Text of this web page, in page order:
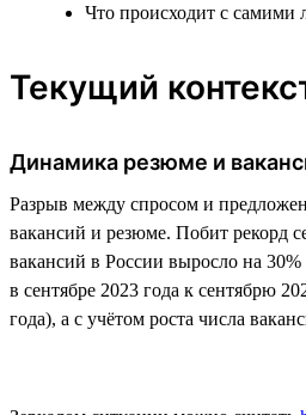
Что происходит с
Текущий
Динамика резюме и
Разрыв между спросом и
вакансий и резюме. Побит рекорд
вакансий в России выросло на
в сентябре 2023 года к сентябрю
года), а с учётом роста числа